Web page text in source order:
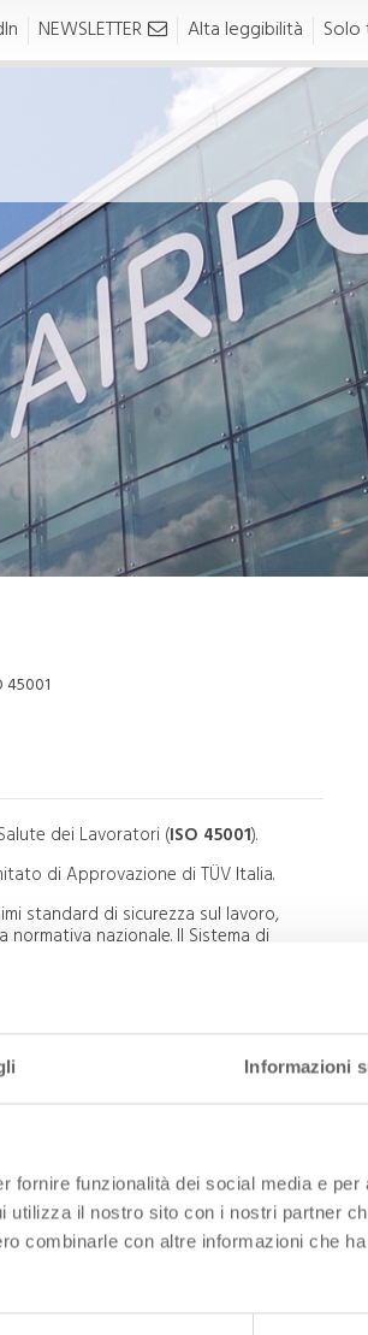
Informazioni
fornire funzionalità dei social media e per
il nostro sito con i nostri partner
combinarle con altre informazioni che
NEWSLETTER Alta leggibilità
Business &
Partners
AVIATION
Area riservata
Handling
Traffic Development Policy
Richieste Slot
Diritti e Tariffe
Aviazione generale
Sistema PPR
Partners e opportunità
FORNITORI
Gare e appalti
Area Fornitori
Albo Fornitori
dei Lavoratori (ISO 45001).
di Approvazione di TÜV Italia.
standard di sicurezza sul lavoro,
nazionale. Il Sistema di
tutte le attività presenti sul sedime
- le attività di progettazione,